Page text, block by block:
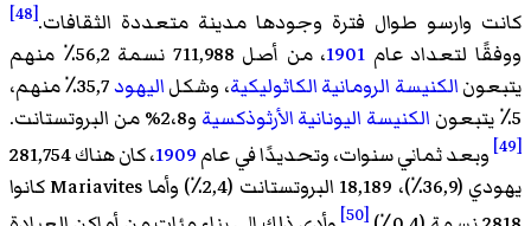
كانت وارسو طوال فترة وجودها مدينة متعددة الثقافات.[48]
ووفقًا لتعداد عام 1901
، من أصل 711,988 نسمة 56,2٪ منهم
يتبعونالكنيسة الرومانية الكاثوليكية، وشكلاليهود
35,7٪ منهم،
5٪ يتبعون
الكنيسة اليونانية الأرثوذكسية و2،8% من البروتستانت.
[49] وبعد ثماني سنوات، وتحديدًا في عام1909
، كان هناك 281,754
يهودي (36,9٪)، 18,189 البروتستانت (2,4٪) وأما Mariavites كانوا
[50]